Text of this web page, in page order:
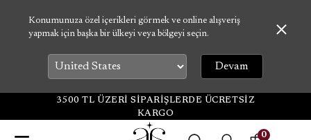
Konumunuza özel içerikleri görmek ve online alışveriş
yapmak için başka bir ülkeyi veya bölgeyi seçin.
Devam
3500 TL ÜZERİ SİPARİŞLERDE ÜCRETSİZ
KARGO
0